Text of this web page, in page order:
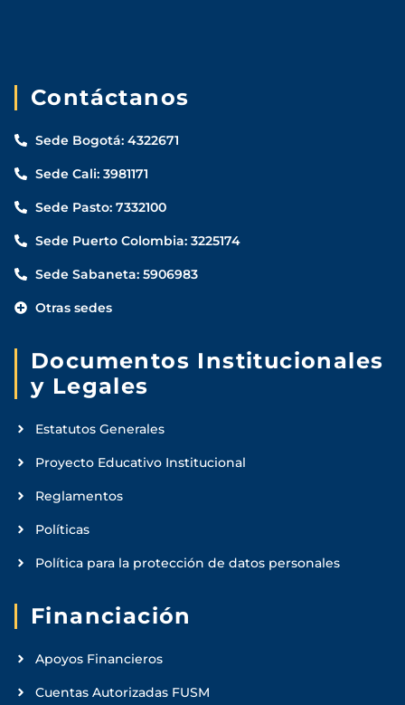
Contáctanos
Sede Bogotá: 4322671
Sede Cali: 3981171
Sede Pasto: 7332100
Sede Puerto Colombia: 3225174
Sede Sabaneta: 5906983
Otras sedes
Documentos Institucionales
y Legales
Estatutos Generales
Proyecto Educativo Institucional
Reglamentos
Políticas
Política para la protección de datos personales
Financiación
Apoyos Financieros
Cuentas Autorizadas FUSM